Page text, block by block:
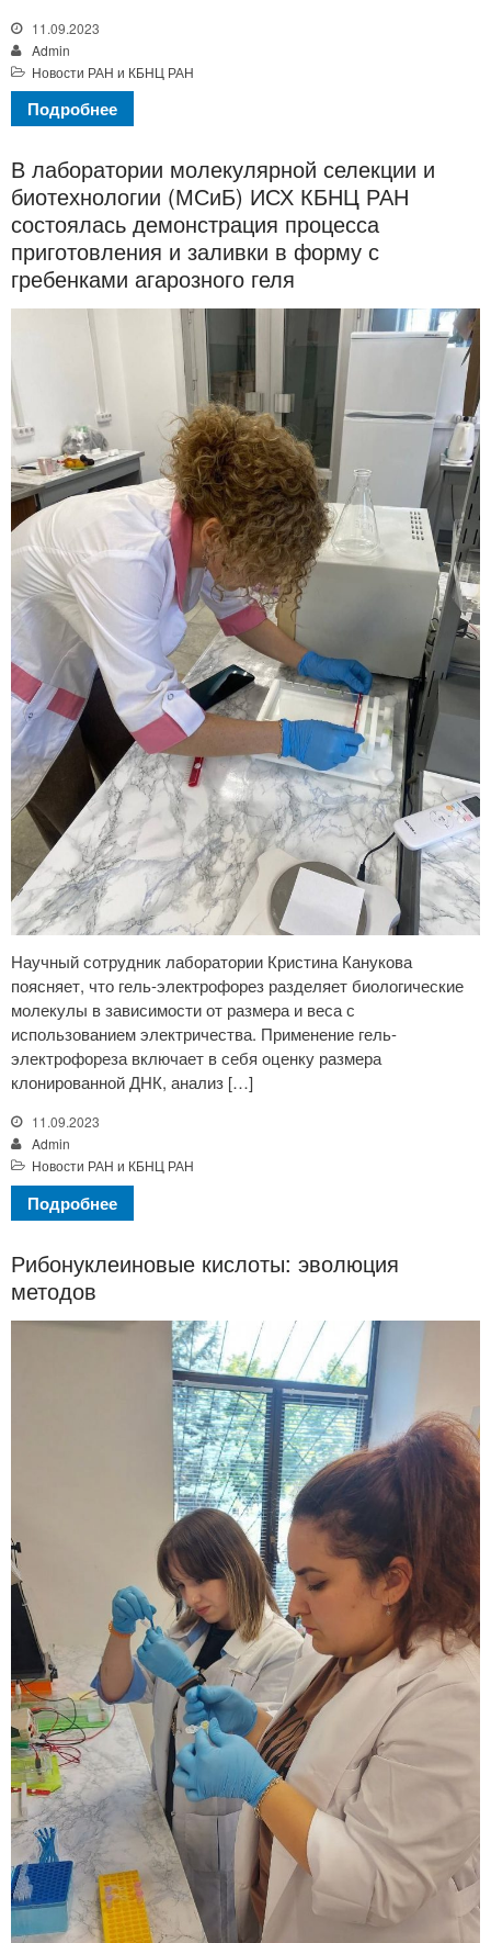
11.09.2023
Admin
Новости РАН и КБНЦ РАН
Подробнее
В лаборатории молекулярной селекции и
биотехнологии (МСиБ) ИСХ КБНЦ РАН
состоялась демонстрация процесса
приготовления и заливки в форму с
гребенками агарозного геля
Научный сотрудник лаборатории Кристина Канукова
поясняет, что гель-электрофорез разделяет биологические
молекулы в зависимости от размера и веса с
использованием электричества. Применение гель-
электрофореза включает в себя оценку размера
клонированной ДНК, анализ […]
11.09.2023
Admin
Новости РАН и КБНЦ РАН
Подробнее
Рибонуклеиновые кислоты: эволюция
методов